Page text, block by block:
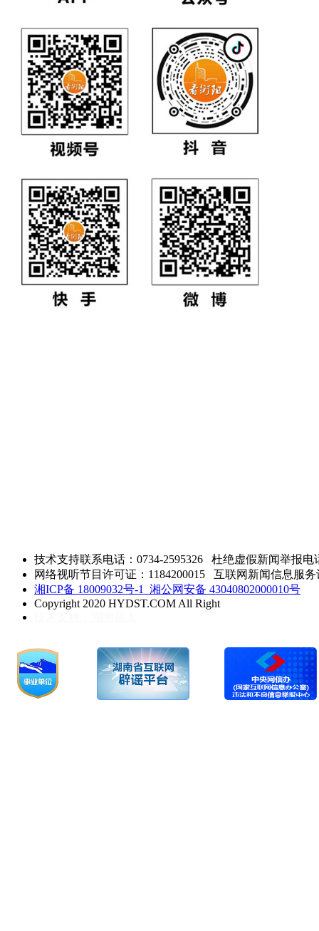
技术支持联系电话：0734-2595326
杜绝虚假新闻举报电
网络视听节目许可证：1184200015 互联网新闻信息服务
湘ICP备 18009032号-1
湘公网安备 43040802000010号
Copyright 2020 HYDST.COM All Right